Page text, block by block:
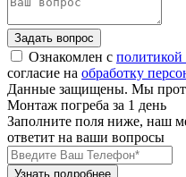
Задать вопрос
Ознакомлен с политикой
согласие на обработку
Данные защищены. Мы
Монтаж погреба за 1 день
Заполните поля ниже, наш
ответит на ваши вопросы
Узнать подробнее